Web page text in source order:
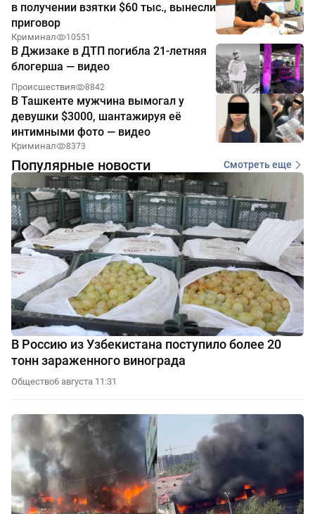
в получении взятки $60 тыс., вынесли
приговор
Криминал 10551
В Джизаке в ДТП погибла 21-летняя
блогерша — видео
Происшествия 8842
В Ташкенте мужчина вымогал у
девушки $3000, шантажируя её
интимными фото — видео
Криминал 8373
Популярные новости Смотреть еще
В Россию из Узбекистана поступило более 20
тонн зараженного винограда
Общество6 августа 11:31